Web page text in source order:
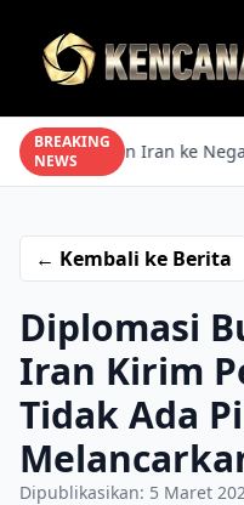
BREAKING
NEWSPesan Iran ke
← Kembali ke Berita
Diplomasi
Iran Kirim
Tidak Ada
Dipublikasikan: 5 Maret